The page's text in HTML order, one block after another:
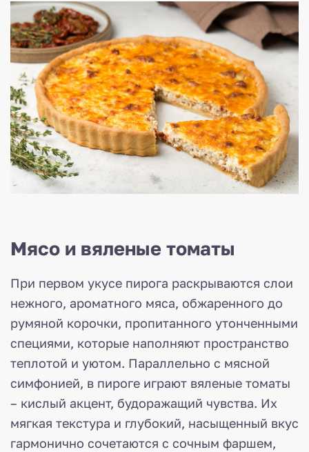
Мясо и вяленые томаты
При первом укусе пирога раскрываются слои
нежного, ароматного мяса, обжаренного до
румяной корочки, пропитанного утонченными
специями, которые наполняют пространство
теплотой и уютом. Параллельно с мясной
симфонией, в пироге играют вяленые томаты
– кислый акцент, будоражащий чувства. Их
мягкая текстура и глубокий, насыщенный вкус
гармонично сочетаются с сочным фаршем,